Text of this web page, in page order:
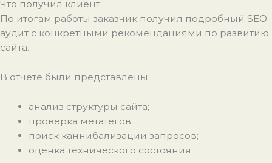
Что получил клиент
По итогам работы заказчик получил подробный SEO-
аудит с конкретными рекомендациями по развитию
сайта.
В отчете были представлены:
анализ структуры сайта;
проверка метатегов;
поиск каннибализации запросов;
оценка технического состояния;